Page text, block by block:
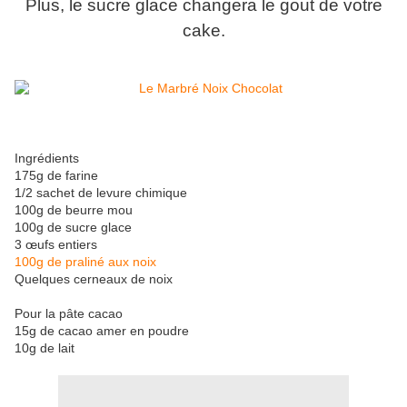
Plus, le sucre glace changera le gout de votre
cake.
Ingrédients
175g de farine
1/2 sachet de levure chimique
100g de beurre mou
100g de sucre glace
3 œufs entiers
100g de praliné aux noix
Quelques cerneaux de noix
Pour la pâte cacao
15g de cacao amer en poudre
10g de lait